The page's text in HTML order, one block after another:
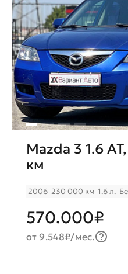
Mazda 3 1.6
км
2006 230 000 км 1.6 л.
570.000₽
от 9.548₽/мес.